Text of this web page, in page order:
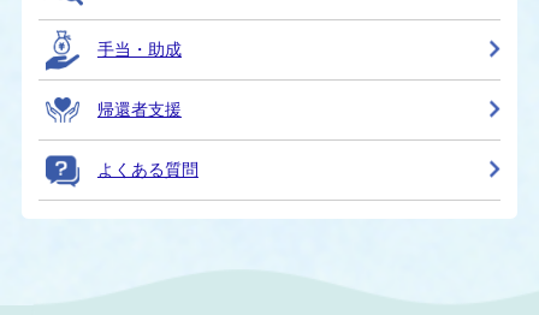
手当・助成
帰還者支援
よくある質問